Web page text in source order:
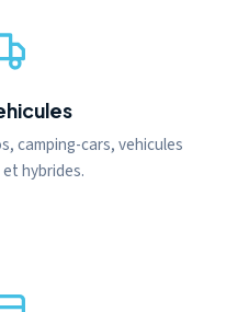
camping-cars, vehicules
hybrides.